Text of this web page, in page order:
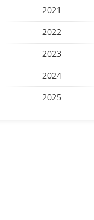
2021
2022
2023
2024
2025